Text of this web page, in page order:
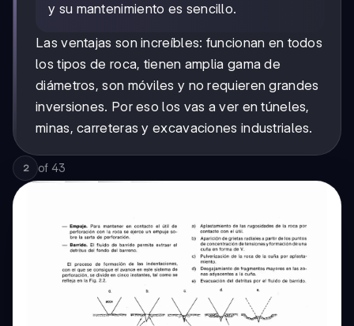
y su mantenimiento es sencillo.
Las ventajas son increíbles: funcionan en todos
los tipos de roca, tienen amplia gama de
diámetros, son móviles y no requieren grandes
inversiones. Por eso los vas a ver en túneles,
minas, carreteras y excavaciones industriales.
2 of 43